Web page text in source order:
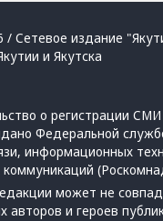
/ Сетевое издание
и Якутска
о регистрации
Федеральной
информационных
коммуникаций
может не
авторов и героев